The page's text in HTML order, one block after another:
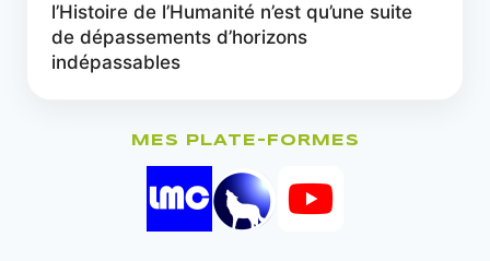
l’Histoire de l’Humanité n’est qu’une suite
de dépassements d’horizons
indépassables
MES PLATE-FORMES